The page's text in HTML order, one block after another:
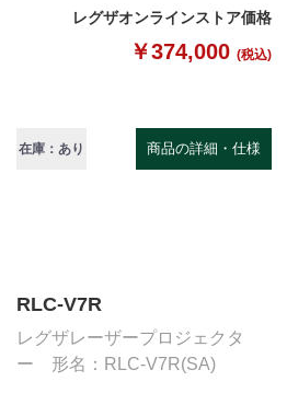
レグザオンラインストア価格
￥374,000 (税込)
在庫：あり 商品の詳細・仕様
RLC-V7R
レグザレーザープロジェクタ
ー 形名：RLC-V7R(SA)